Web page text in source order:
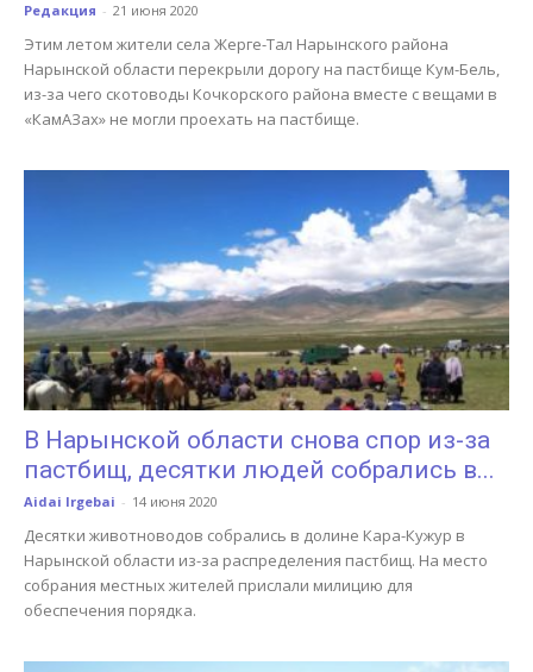
Редакция - 21 июня 2020
Этим летом жители села Жерге-Тал Нарынского района
Нарынской области перекрыли дорогу на пастбище Кум-Бель,
из-за чего скотоводы Кочкорского района вместе с вещами в
«КамАЗах» не могли проехать на пастбище.
В Нарынской области снова спор из-за
пастбищ, десятки людей собрались в...
Aidai Irgebai - 14 июня 2020
Десятки животноводов собрались в долине Кара-Кужур в
Нарынской области из-за распределения пастбищ. На место
собрания местных жителей прислали милицию для
обеспечения порядка.